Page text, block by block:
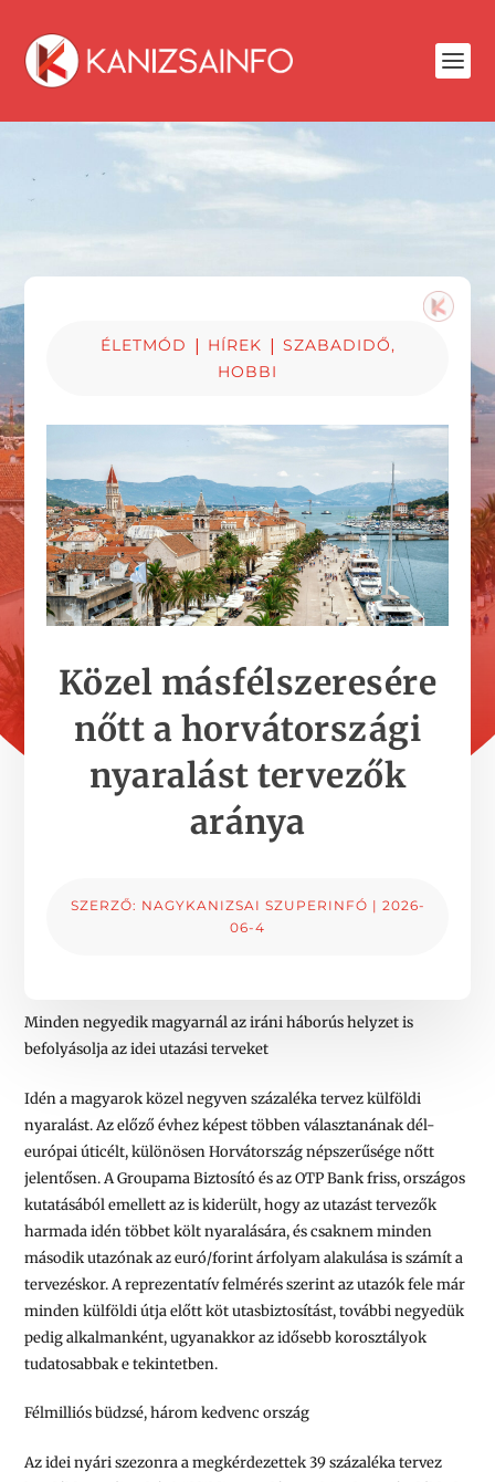
ÉLETMÓD | HÍREK | SZABADIDŐ,
HOBBI
Közel másfélszeresére
nőtt a horvátországi
nyaralást tervezők
aránya
SZERZŐ: NAGYKANIZSAI SZUPERINFÓ | 2026-
06-4
Minden negyedik magyarnál az iráni háborús helyzet is
befolyásolja az idei utazási terveket
Idén a magyarok közel negyven százaléka tervez külföldi
nyaralást. Az előző évhez képest többen választanának dél-
európai úticélt, különösen Horvátország népszerűsége nőtt
jelentősen. A Groupama Biztosító és az OTP Bank friss, országos
kutatásából emellett az is kiderült, hogy az utazást tervezők
harmada idén többet költ nyaralására, és csaknem minden
második utazónak az euró/forint árfolyam alakulása is számít a
tervezéskor. A reprezentatív felmérés szerint az utazók fele már
minden külföldi útja előtt köt utasbiztosítást, további negyedük
pedig alkalmanként, ugyanakkor az idősebb korosztályok
tudatosabbak e tekintetben.
Félmilliós büdzsé, három kedvenc ország
Az idei nyári szezonra a megkérdezettek 39 százaléka tervez